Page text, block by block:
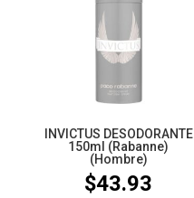
INVICTUS DESODORANTE
150ml (Rabanne)
(Hombre)
$43.93